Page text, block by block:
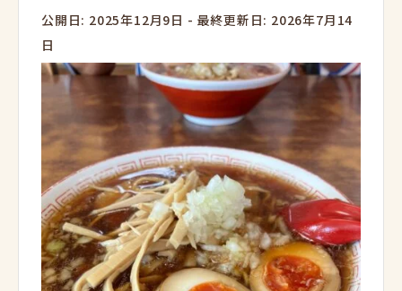
公開日: 2025年12月9日 - 最終更新日: 2026年7月14
日